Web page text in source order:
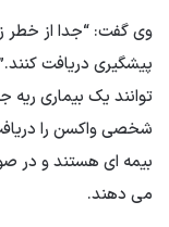
وی گفت: “جدا از خطر
پیشگیری دریافت
توانند یک بیماری ریه
شخصی واکسن را
بیمه ای هستند و در
می دهند.